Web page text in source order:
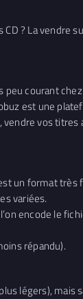
? La vendre
courant
est une
vos
un format
variées.
encode le
répandu).
légers),